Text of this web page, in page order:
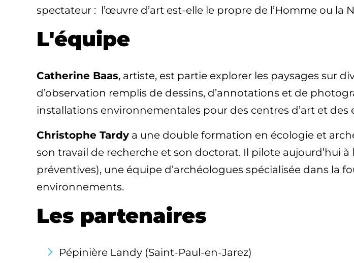
spectateur : l’œuvre d’art est-elle le propre de l’Homme ou la
L'équipe
Catherine Baas, artiste, est partie explorer les paysages sur
d’observation remplis de dessins, d’annotations et de
installations environnementales pour des centres d’art et des
Christophe Tardy a une double formation en écologie et
son travail de recherche et son doctorat. Il pilote aujourd’hui
préventives), une équipe d’archéologues spécialisée dans la
environnements.
Les partenaires
Pépinière Landy (Saint-Paul-en-Jarez)